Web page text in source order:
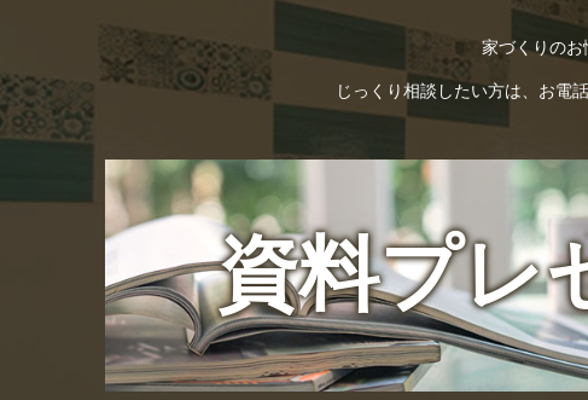
家づくりのお
じっくり相談したい方は、お電
資料プレ